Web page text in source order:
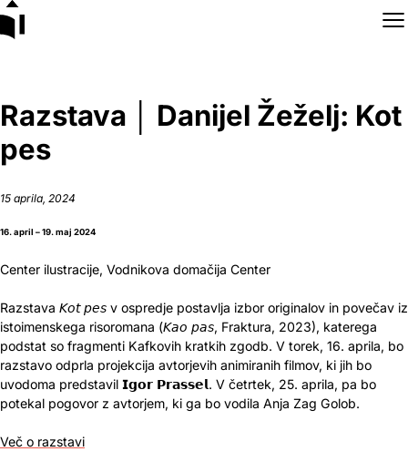
Skip to content
Razstava │ Danijel Žeželj: Kot
pes
15 aprila, 2024
16. april – 19. maj 2024
Center ilustracije, Vodnikova domačija Center
Razstava 𝘒𝘰𝘵 𝘱𝘦𝘴 v ospredje postavlja izbor originalov in povečav iz
istoimenskega risoromana (𝘒𝘢𝘰 𝘱𝘢𝘴, Fraktura, 2023), katerega
podstat so fragmenti Kafkovih kratkih zgodb. V torek, 16. aprila, bo
razstavo odprla projekcija avtorjevih animiranih filmov, ki jih bo
uvodoma predstavil 𝗜𝗴𝗼𝗿 𝗣𝗿𝗮𝘀𝘀𝗲𝗹. V četrtek, 25. aprila, pa bo
potekal pogovor z avtorjem, ki ga bo vodila Anja Zag Golob.
Več o razstavi